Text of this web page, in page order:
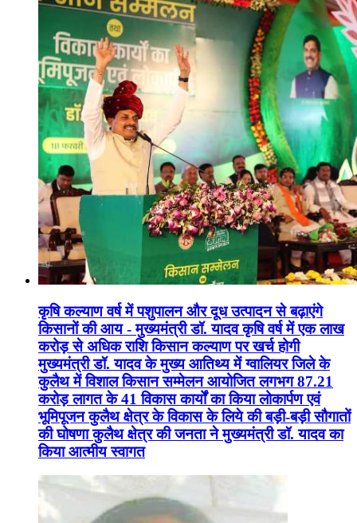
कृषि कल्याण वर्ष में पशुपालन और दूध उत्पादन से बढ़ाएंगे
किसानों की आय - मुख्यमंत्री डॉ. यादव कृषि वर्ष में एक लाख
करोड़ से अधिक राशि किसान कल्याण पर खर्च होगी
मुख्यमंत्री डॉ. यादव के मुख्य आतिथ्य में ग्वालियर जिले के
कुलैथ में विशाल किसान सम्मेलन आयोजित लगभग 87.21
करोड़ लागत के 41 विकास कार्यों का किया लोकार्पण एवं
भूमिपूजन कुलैथ क्षेत्र के विकास के लिये की बड़ी-बड़ी सौगातों
की घोषणा कुलैथ क्षेत्र की जनता ने मुख्यमंत्री डॉ. यादव का
किया आत्मीय स्वागत